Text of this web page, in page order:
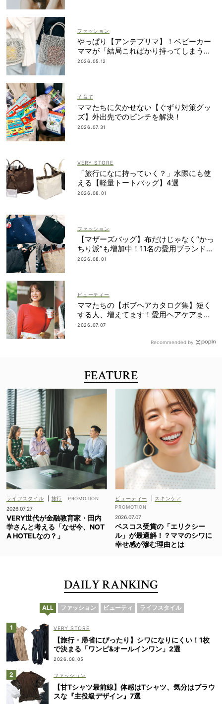
ファッション
やっぱり【アンテプリマ】！ベビーカー
ママが「結局こればかり持ってしまう」
納得の理由
2026.05.12
子育て
ママたちに欠かせない【ぐずり対策グッ
ズ】外出先でのピンチを解決！
2026.07.31
VERY STORE
「旅行になに持っていく？」水際にも使
える【軽量トートバッグ】4選
2026.08.01
ファッション
【マザーズバッグ】布だけじゃなく“かっ
ちり派”も増加中！11名の愛用ブランド
は？
2026.08.01
ビューティー
ママたちの【ボブヘアカタログ集】短く
する人、増えてます！愛用ヘアケアまで
全部見せ
2026.07.07
Recommended by
FEATURE
ライフスタイル
旅行
2026.07.27
VERY世代が金融教育家・田内
学さんと考える「なぜ今、NOT
A HOTELなの？」
ビューティー スキンケア
2026.07.07
ベスコス受賞の「エリクシー
ル」が最適解！？ママのシワに
幸せ感が滲む理由とは
DAILY RANKING
ALL ファッション ビューティ ライフスタイル
VERY STORE
【旅行・帰省にぴったり】シワになりにくい！1枚
で決まる「ワンピ&オールインワン」2選
2026.08.05
ファッション
【甘Tシャツ最前線】体感はTシャツ、気分はブラウ
スな『主役級デザイン』7選